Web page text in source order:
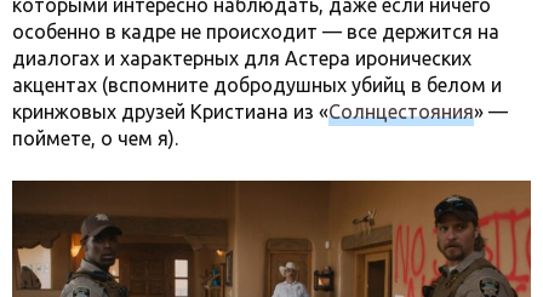
которыми интересно наблюдать, даже если ничего
особенно в кадре не происходит — все держится на
диалогах и характерных для Астера иронических
акцентах (вспомните добродушных убийц в белом и
кринжовых друзей Кристиана из «Солнцестояния» —
поймете, о чем я).